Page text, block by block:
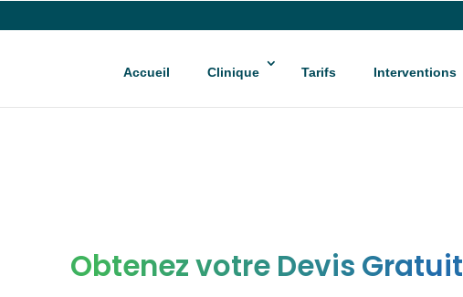
Accueil Clinique Tarifs Interventions
Obtenez votre Devis Gratuit